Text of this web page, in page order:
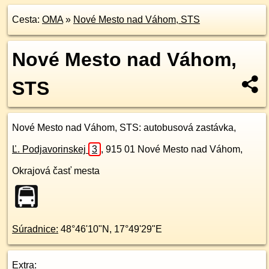
Cesta: OMA» Nové Mesto nad Váhom, STS
Nové Mesto nad Váhom,
STS
Nové Mesto nad Váhom, STS: autobusová zastávka,
Ľ. Podjavorinskej 3 , 915 01 Nové Mesto nad Váhom,
Okrajová časť mesta
Súradnice: 48°46'10"N , 17°49'29"E
Extra: